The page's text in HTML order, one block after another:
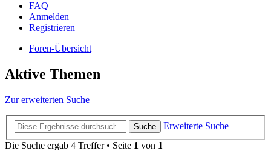
FAQ
Anmelden
Registrieren
Foren-Übersicht
Aktive Themen
Zur erweiterten Suche
Suche
Erweiterte Suche
Die Suche ergab 4 Treffer • Seite 1 von 1